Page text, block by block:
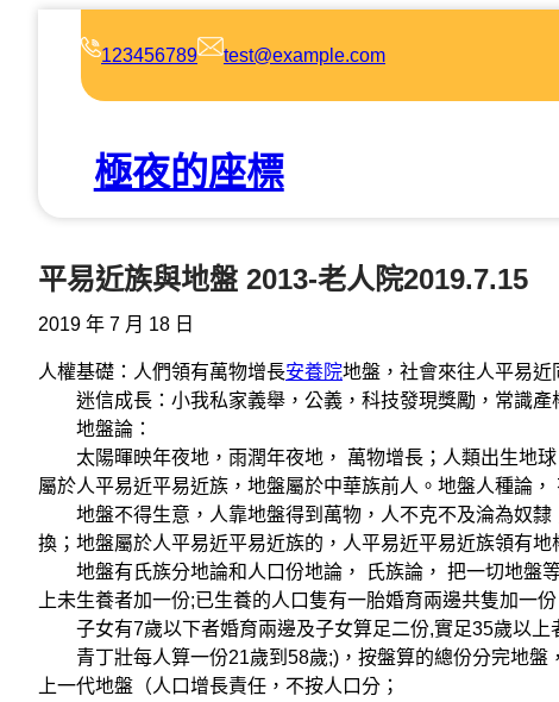
123456789 test@example.com
極夜的座標
平易近族與地盤 2013-老人院2019.7.15
2019 年 7 月 18 日
人權基礎：人們領有萬物增長安養院地盤，社會來往人平易近
迷信成長：小我私家義舉，公義，科技發現獎勵，常識產
地盤論：
太陽暉映年夜地，雨潤年夜地， 萬物增長；人類出生地球
屬於人平易近平易近族，地盤屬於中華族前人。地盤人種論，
地盤不得生意，人靠地盤得到萬物，人不克不及淪為奴隸
換；地盤屬於人平易近平易近族的，人平易近平易近族領有地
地盤有氏族分地論和人口份地論， 氏族論， 把一切地盤
上未生養者加一份;已生養的人口隻有一胎婚育兩邊共隻加一份
子女有7歲以下者婚育兩邊及子女算足二份,實足35歲以上
青丁壯每人算一份21歲到58歲;)，按盤算的總份分完地盤
上一代地盤（人口增長責任，不按人口分；